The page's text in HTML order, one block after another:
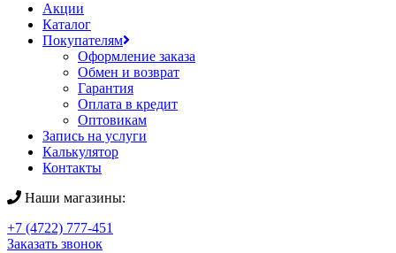
Акции
Каталог
Покупателям
Оформление заказа
Обмен и возврат
Гарантия
Оплата в кредит
Оптовикам
Запись на услуги
Калькулятор
Контакты
Наши магазины:
+7 (4722) 777-451
Заказать звонок